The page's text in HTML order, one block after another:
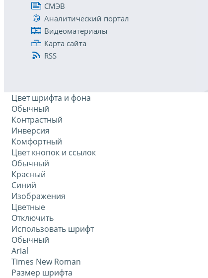
СМЭВ
Аналитический портал
Видеоматериалы
Карта сайта
RSS
Цвет шрифта и фона
Обычный
Контрастный
Инверсия
Комфортный
Цвет кнопок и ссылок
Обычный
Красный
Синий
Изображения
Цветные
Отключить
Использовать шрифт
Обычный
Arial
Times New Roman
Размер шрифта